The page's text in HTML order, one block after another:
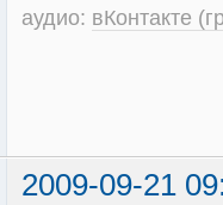
аудио: вКонтакте
2009-09-21